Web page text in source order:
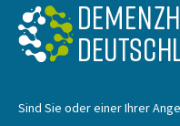
Sind Sie oder einer Ihrer